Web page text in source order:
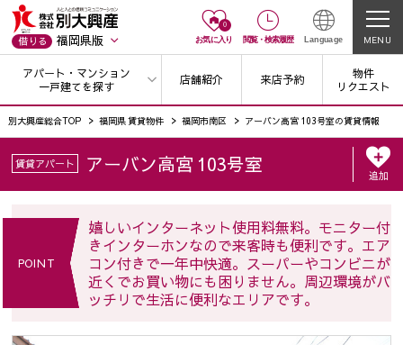
借りる 福岡県版
0
お気に入り 閲覧・ 検索履歴 Language MENU
アパート・マンション
一戸建てを探す
店舗紹介 来店予約
物件
リクエスト
別大興産総合TOP 福岡県 賃貸物件 福岡市南区 アーバン高宮 103号室の賃貸情報
賃貸アパート アーバン高宮 103号室 追加
POINT
嬉しいインターネット使用料無料。モニター付
きインターホンなので来客時も便利です。エア
コン付きで一年中快適。スーパーやコンビニが
近くでお買い物にも困りません。周辺環境がバ
ッチリで生活に便利なエリアです。